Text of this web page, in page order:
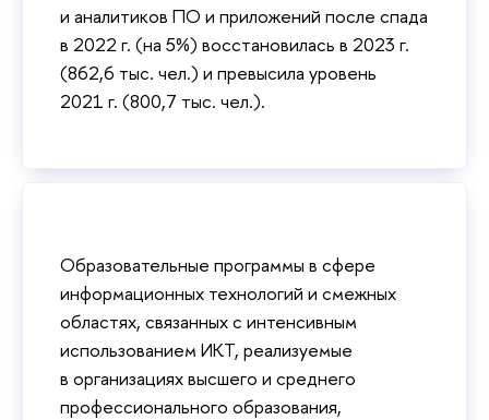
и аналитиков ПО и приложений после спада
в 2022 г. (на 5%) восстановилась в 2023 г.
(862,6 тыс. чел.) и превысила уровень
2021 г. (800,7 тыс. чел.).
Образовательные программы в сфере
информационных технологий и смежных
областях, связанных с интенсивным
использованием ИКТ, реализуемые
в организациях высшего и среднего
профессионального образования,